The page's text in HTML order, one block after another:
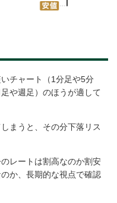
チャート（1分足や5分
や週足）のほうが適して
まうと、その分下落リス
レートは割高なのか割安
か、長期的な視点で確認